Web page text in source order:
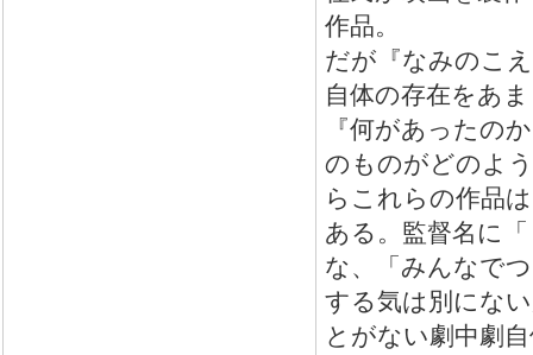
作品。
だが『なみのこ
自体の存在をあ
『何があったの
のものがどのよ
らこれらの作品
ある。監督名に
な、「みんなで
する気は別にな
とがない劇中劇